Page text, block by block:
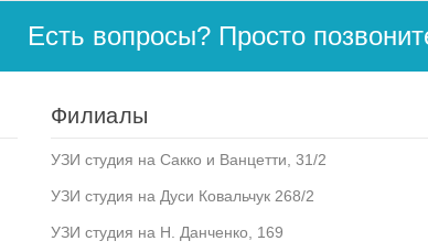
Есть вопросы? Просто
Филиалы
УЗИ студия на Сакко и Ванцетти, 31/2
УЗИ студия на Дуси Ковальчук 268/2
УЗИ студия на Н. Данченко, 169